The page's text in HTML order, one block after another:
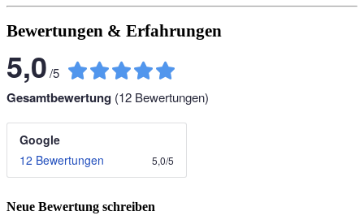
Bewertungen & Erfahrungen
5,0/5
Gesamtbewertung (12 Bewertungen)
Google
12 Bewertungen
5,0/5
Neue Bewertung schreiben